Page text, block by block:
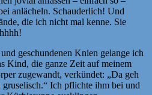
anlächeln. Schauderlich! Und
die ich nicht mal kenne. Sie
geschundenen Knien gelange ich
Kind, die ganze Zeit auf meinem
zugewandt, verkündet: „Da geh
Ich pflichte ihm bei und